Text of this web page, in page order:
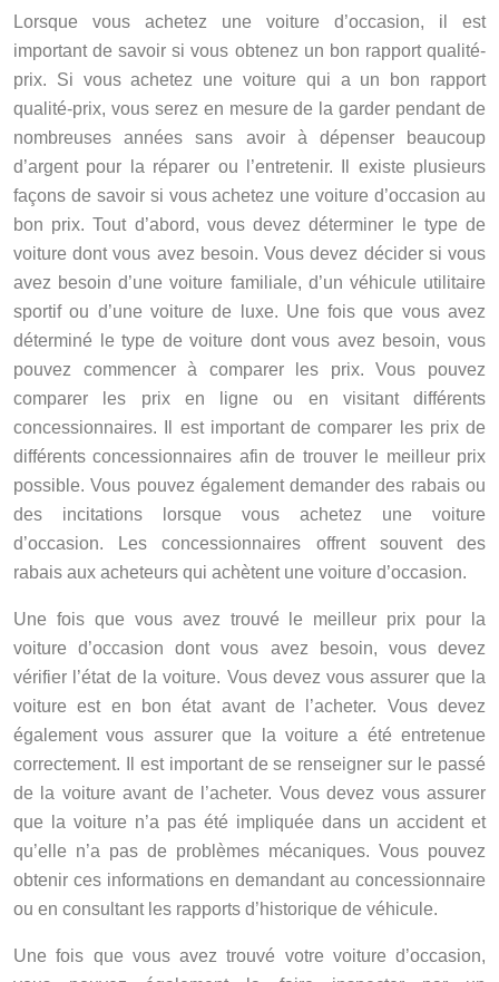
Lorsque vous achetez une voiture d’occasion, il est
important de savoir si vous obtenez un bon rapport qualité-
prix. Si vous achetez une voiture qui a un bon rapport
qualité-prix, vous serez en mesure de la garder pendant de
nombreuses années sans avoir à dépenser beaucoup
d’argent pour la réparer ou l’entretenir. Il existe plusieurs
façons de savoir si vous achetez une voiture d’occasion au
bon prix. Tout d’abord, vous devez déterminer le type de
voiture dont vous avez besoin. Vous devez décider si vous
avez besoin d’une voiture familiale, d’un véhicule utilitaire
sportif ou d’une voiture de luxe. Une fois que vous avez
déterminé le type de voiture dont vous avez besoin, vous
pouvez commencer à comparer les prix. Vous pouvez
comparer les prix en ligne ou en visitant différents
concessionnaires. Il est important de comparer les prix de
différents concessionnaires afin de trouver le meilleur prix
possible. Vous pouvez également demander des rabais ou
des incitations lorsque vous achetez une voiture
d’occasion. Les concessionnaires offrent souvent des
rabais aux acheteurs qui achètent une voiture d’occasion.
Une fois que vous avez trouvé le meilleur prix pour la
voiture d’occasion dont vous avez besoin, vous devez
vérifier l’état de la voiture. Vous devez vous assurer que la
voiture est en bon état avant de l’acheter. Vous devez
également vous assurer que la voiture a été entretenue
correctement. Il est important de se renseigner sur le passé
de la voiture avant de l’acheter. Vous devez vous assurer
que la voiture n’a pas été impliquée dans un accident et
qu’elle n’a pas de problèmes mécaniques. Vous pouvez
obtenir ces informations en demandant au concessionnaire
ou en consultant les rapports d’historique de véhicule.
Une fois que vous avez trouvé votre voiture d’occasion,